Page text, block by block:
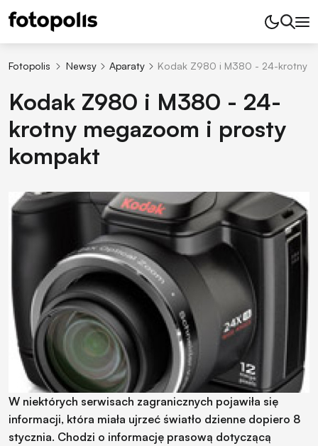
Fotopolis Newsy Aparaty Kodak Z980 i M380 - 24-krotny
Kodak Z980 i M380 - 24-
krotny megazoom i prosty
kompakt
W niektórych serwisach zagranicznych pojawiła się
informacji, która miała ujrzeć światło dzienne dopiero 8
stycznia. Chodzi o informację prasową dotyczącą